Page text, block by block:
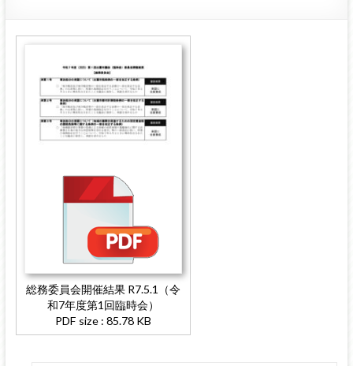
総務委員会開催結果 R7.5.1（令
和7年度第1回臨時会）
PDF size : 85.78 KB